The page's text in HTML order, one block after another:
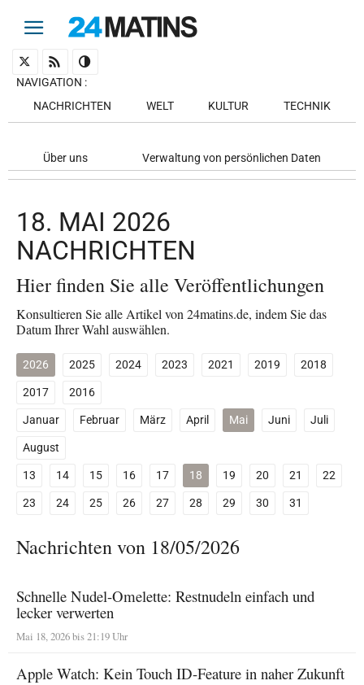
NAVIGATION :
NACHRICHTEN
WELT KULTUR TECHNIK
Über uns Verwaltung von persönlichen Daten
18. MAI 2026
NACHRICHTEN
Hier finden Sie alle Veröffentlichungen
Konsultieren Sie alle Artikel von 24matins.de, indem Sie das
Datum Ihrer Wahl auswählen.
2026 2025 2024 2023 2021 2019
2018
2017
2016
Januar
Februar März April Mai Juni
Juli
August
13
14 15 16 17 18 19 20 21
22
23
24 25 26 27 28 29 30 31
Nachrichten von 18/05/2026
Schnelle Nudel-Omelette: Restnudeln einfach und
lecker verwerten
Mai 18, 2026 bis 21:19 Uhr
Apple Watch: Kein Touch ID-Feature in naher Zukunft